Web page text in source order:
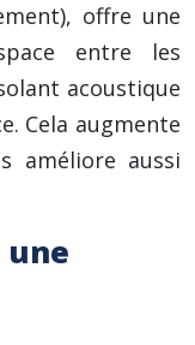
offre une
entre les
acoustique
Cela augmente
améliore aussi
une